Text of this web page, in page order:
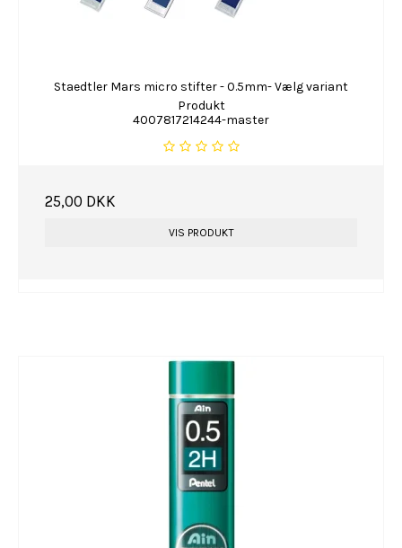
Staedtler Mars micro stifter - 0.5mm- Vælg variant
Produkt
4007817214244-master
25,00 DKK
VIS PRODUKT